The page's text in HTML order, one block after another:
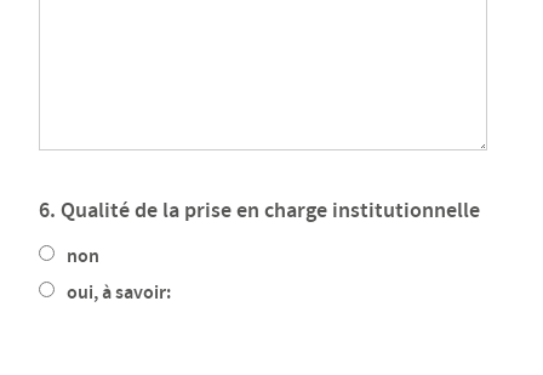
6. Qualité de la prise en charge institutionnelle
non
oui, à savoir: